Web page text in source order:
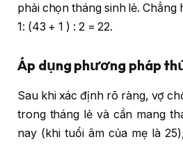
phải chọn tháng sinh lẻ. Chẳng
1: (43 + 1 ) : 2 = 22.
Áp dụng phương pháp
Sau khi xác định rõ ràng, vợ
trong tháng lẻ và cần mang
nay (khi tuổi âm của mẹ là